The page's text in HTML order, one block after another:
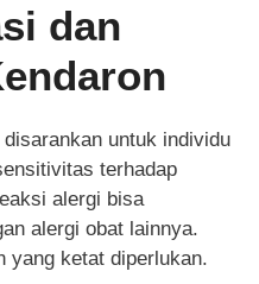
dan
untuk individu
terhadap
alergi bisa
alergi obat lainnya.
yang ketat diperlukan.